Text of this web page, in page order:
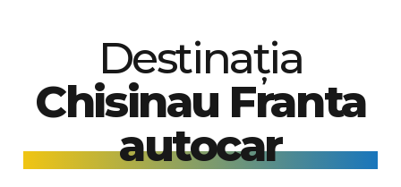
Destinația
Chisinau Franta
autocar